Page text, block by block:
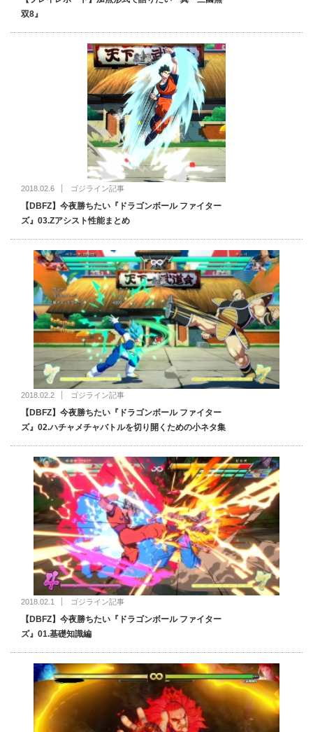
双8』
2018.02.6 ゴジライン記事
【DBFZ】今夜勝ちたい『ドラゴンボール ファイター
ズ』03.Zアシスト性能まとめ
2018.02.2 ゴジライン記事
【DBFZ】今夜勝ちたい『ドラゴンボール ファイター
ズ』02.ハチャメチャバトルを切り開くための小ネタ集
2018.02.1 ゴジライン記事
【DBFZ】今夜勝ちたい『ドラゴンボール ファイター
ズ』01.基礎知識編